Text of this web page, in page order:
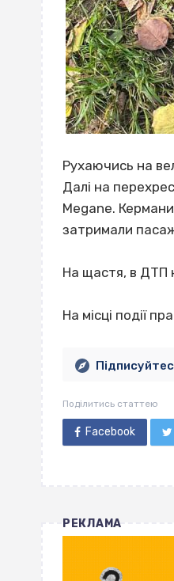
Рухаючись на
Далі на
Megane.
затримали
На щастя, в ДТП
На місці події
Поділитись статтею
Facebook
РЕКЛАМА